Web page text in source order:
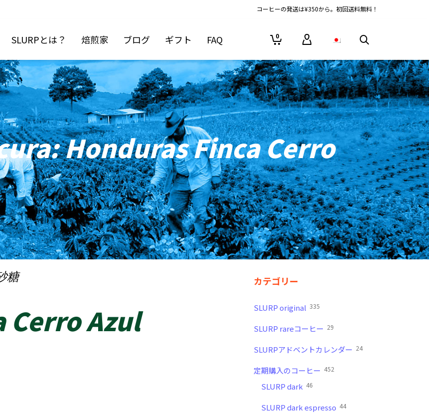
コーヒーの発送は¥350から。初回送料無料！
SLURPとは？ 焙煎家 ブログ ギフト FAQ 0
Honduras Finca Cerro
糖
Cerro Azul
カテゴリー
SLURP original 335
SLURP rareコーヒー 29
SLURPアドベントカレンダー 24
定期購入のコーヒー 452
SLURP dark 46
SLURP dark espresso 44